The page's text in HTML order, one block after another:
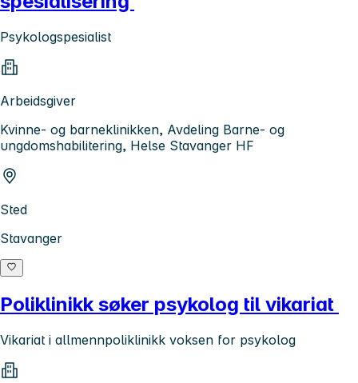
Psykologspesialist
Arbeidsgiver
Kvinne- og barneklinikken, Avdeling Barne- og
ungdomshabilitering, Helse Stavanger HF
Sted
Stavanger
Poliklinikk søker psykolog til vikariat
Vikariat i allmennpoliklinikk voksen for psykolog